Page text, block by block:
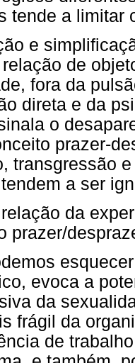
tende a limitar
e
de
fora da
direta e da
o
prazer-
transgressão
a ser
da
prazer/
evoca a
da
frágil da
de